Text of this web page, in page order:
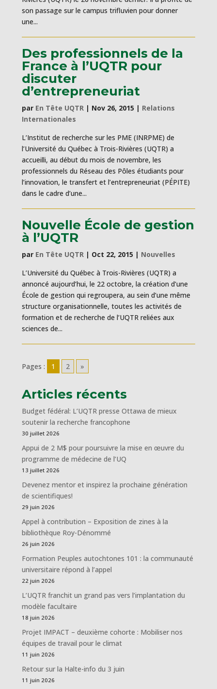
son passage sur le campus trifluvien pour donner
une...
Des professionnels de la
France à l’UQTR pour
discuter
d’entrepreneuriat
par En Tête UQTR| Nov 26, 2015 | Relations
Internationales
L’Institut de recherche sur les PME (INRPME) de
l’Université du Québec à Trois-Rivières (UQTR) a
accueilli, au début du mois de novembre, les
professionnels du Réseau des Pôles étudiants pour
l’innovation, le transfert et l’entrepreneuriat (PÉPITE)
dans le cadre d’une...
Nouvelle École de gestion
à l’UQTR
par En Tête UQTR| Oct 22, 2015 | Nouvelles
L’Université du Québec à Trois-Rivières (UQTR) a
annoncé aujourd’hui, le 22 octobre, la création d’une
École de gestion qui regroupera, au sein d’une même
structure organisationnelle, toutes les activités de
formation et de recherche de l’UQTR reliées aux
sciences de...
Pages : 1 2 »
Articles récents
Budget fédéral: L’UQTR presse Ottawa de mieux
soutenir la recherche francophone
30 juillet 2026
Appui de 2 M$ pour poursuivre la mise en œuvre du
programme de médecine de l’UQ
13 juillet 2026
Devenez mentor et inspirez la prochaine génération
de scientifiques!
29 juin 2026
Appel à contribution – Exposition de zines à la
bibliothèque Roy-Dénommé
26 juin 2026
Formation Peuples autochtones 101 : la communauté
universitaire répond à l’appel
22 juin 2026
L’UQTR franchit un grand pas vers l’implantation du
modèle facultaire
18 juin 2026
Projet IMPACT – deuxième cohorte : Mobiliser nos
équipes de travail pour le climat
11 juin 2026
Retour sur la Halte-info du 3 juin
11 juin 2026